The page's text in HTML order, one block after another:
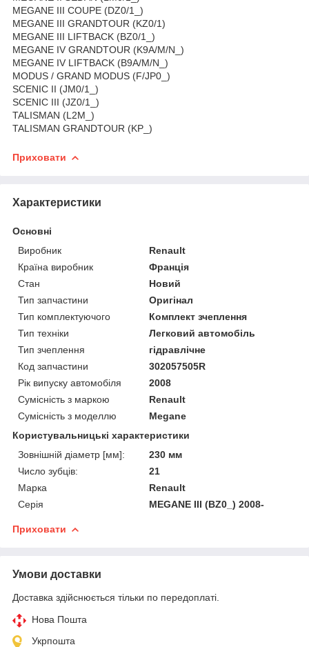
MEGANE III COUPE (DZ0/1_)
MEGANE III GRANDTOUR (KZ0/1)
MEGANE III LIFTBACK (BZ0/1_)
MEGANE IV GRANDTOUR (K9A/M/N_)
MEGANE IV LIFTBACK (B9A/M/N_)
MODUS / GRAND MODUS (F/JP0_)
SCENIC II (JM0/1_)
SCENIC III (JZ0/1_)
TALISMAN (L2M_)
TALISMAN GRANDTOUR (KP_)
Приховати
Характеристики
Основні
Виробник
Renault
Країна виробник
Франція
Стан
Новий
Тип запчастини
Оригінал
Тип комплектуючого
Комплект зчеплення
Тип техніки
Легковий автомобіль
Тип зчеплення
гідравлічне
Код запчастини
302057505R
Рік випуску автомобіля
2008
Сумісність з маркою
Renault
Сумісність з моделлю
Megane
Користувальницькі характеристики
Зовнішній діаметр [мм]:
230 мм
Число зубців:
21
Марка
Renault
Серія
MEGANE III (BZ0_) 2008-
Приховати
Умови доставки
Доставка здійснюється тільки по передоплаті.
Нова Пошта
Укрпошта